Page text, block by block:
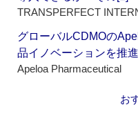
TRANSPERFECT
グローバルCDMOの
品イノベーションを推進
Apeloa Pharmaceutical
お